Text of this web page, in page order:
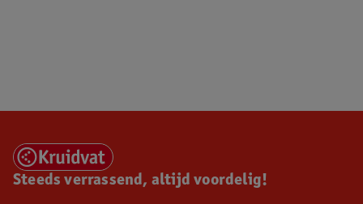
Steeds verrassend, altijd voordelig!